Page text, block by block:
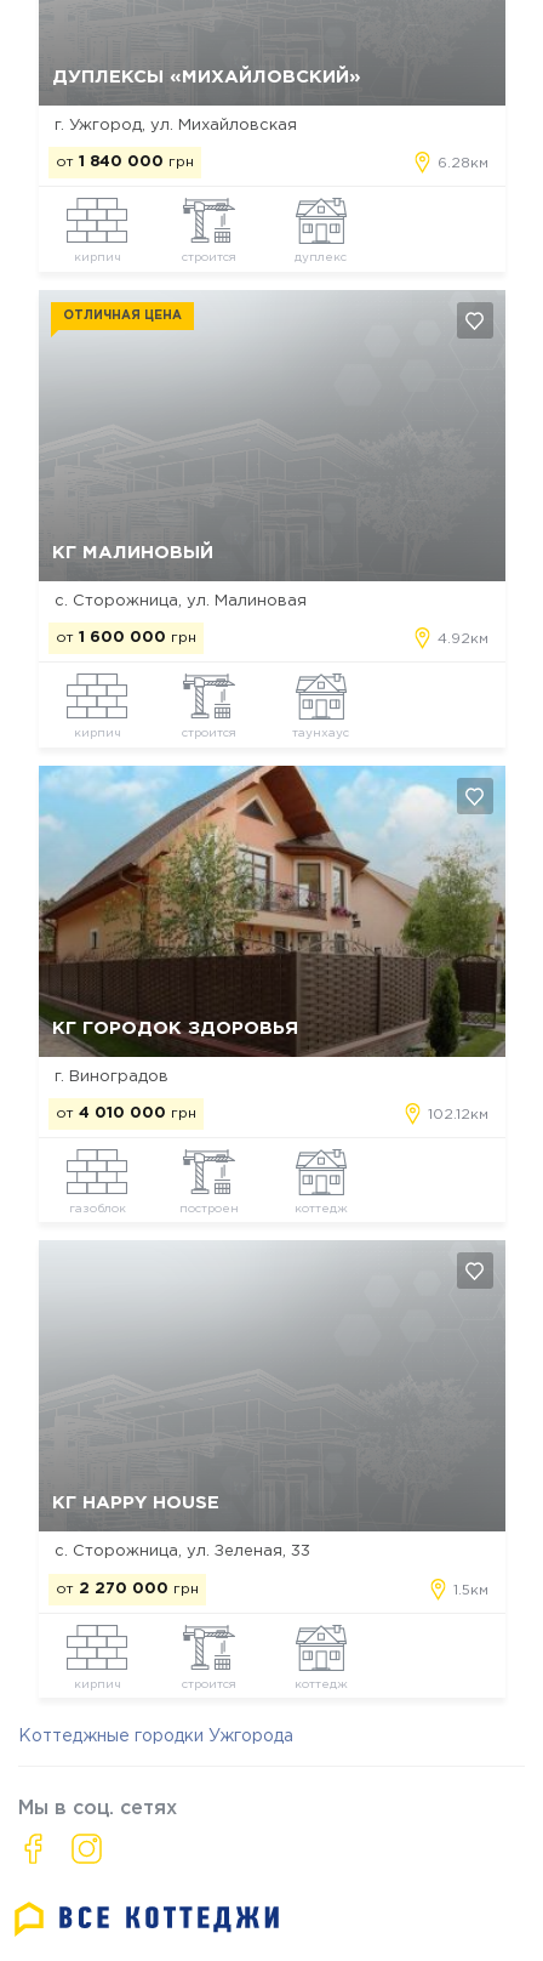
ДУПЛЕКСЫ «МИХАЙЛОВСКИЙ»
г. Ужгород, ул. Михайловская
от 1 840 000 грн 6.28км
кирпич строится дуплекс
КГ МАЛИНОВЫЙ
ОТЛИЧНАЯ ЦЕНА
с. Сторожница, ул. Малиновая
от 1 600 000 грн 4.92км
кирпич строится таунхаус
КГ ГОРОДОК ЗДОРОВЬЯ
г. Виноградов
от 4 010 000 грн 102.12км
газоблок построен коттедж
КГ HAPPY HOUSE
с. Сторожница, ул. Зеленая, 33
от 2 270 000 грн 1.5км
кирпич строится коттедж
Коттеджные городки Ужгорода
Мы в соц. сетях